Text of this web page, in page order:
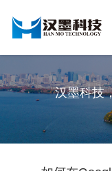
汉墨科技